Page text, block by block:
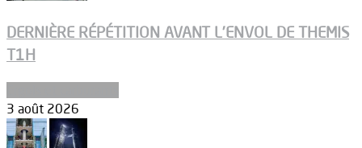
DERNIÈRE RÉPÉTITION AVANT L’ENVOL DE THEMIS
T1H
3 août 2026